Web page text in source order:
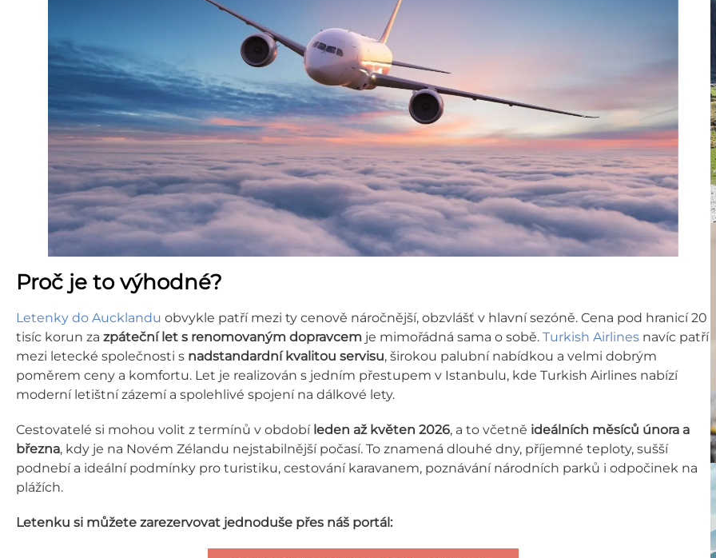
Proč je to výhodné?
Letenky do Aucklandu obvykle patří mezi ty cenově náročnější, obzvlášť v hlavní sezóně. Cena pod hranicí 20
tisíc korun za zpáteční let s renomovaným dopravcem je mimořádná sama o sobě. Turkish Airlines navíc patří
mezi letecké společnosti s nadstandardní kvalitou servisu, širokou palubní nabídkou a velmi dobrým
poměrem ceny a komfortu. Let je realizován s jedním přestupem v Istanbulu, kde Turkish Airlines nabízí
moderní letištní zázemí a spolehlivé spojení na dálkové lety.
Cestovatelé si mohou volit z termínů v období leden až květen 2026, a to včetně ideálních měsíců února a
března, kdy je na Novém Zélandu nejstabilnější počasí. To znamená dlouhé dny, příjemné teploty, sušší
podnebí a ideální podmínky pro turistiku, cestování karavanem, poznávání národních parků i odpočinek na
plážích.
Letenku si můžete zarezervovat jednoduše přes náš portál: